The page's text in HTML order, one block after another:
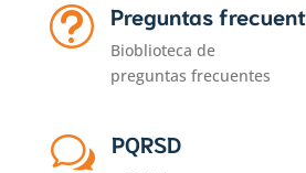
t Preguntas
Bioblioteca de
preguntas frecuentes
w PQRSD